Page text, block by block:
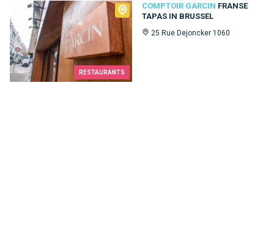
RESTAURANTS
COMPTOIR GARCIN FRANSE
TAPAS IN BRUSSEL
25 Rue Dejoncker 1060
Comptoir Garcin